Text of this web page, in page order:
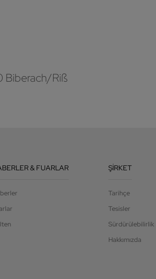
Biberach/Riß
& FUARLAR ŞIRKET
Tarihçe
Tesisler
Sürdürülebilirlik
Hakkımızda